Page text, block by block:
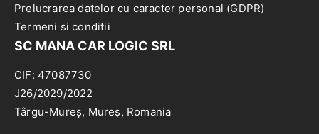
Prelucrarea datelor cu caracter personal (GDPR)
Termeni si conditii
SC MANA CAR LOGIC SRL
CIF: 47087730
J26/2029/2022
Târgu-Mureș, Mureș, Romania